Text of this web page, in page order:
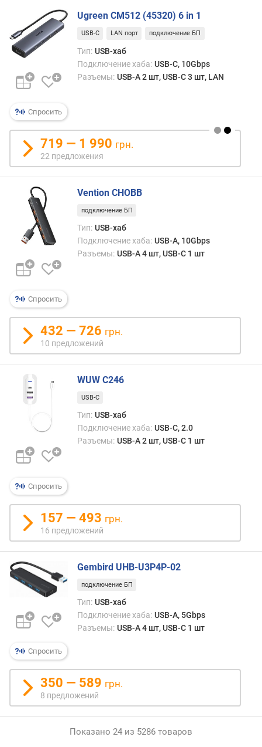
Спросить
Ugreen CM512 (45320) 6 in 1
USB-C LAN порт подключение БП
Тип: USB-хаб
Подключение хаба: USB-C, 10Gbps
Разъемы: USB-A 2 шт, USB-C 3 шт, LAN
719 — 1 990 грн.
22 предложения
Спросить
Vention CHOBB
подключение БП
Тип: USB-хаб
Подключение хаба: USB-A, 10Gbps
Разъемы: USB-A 4 шт, USB-C 1 шт
432 — 726 грн.
10 предложений
Спросить
WUW C246
USB-C
Тип: USB-хаб
Подключение хаба: USB-C, 2.0
Разъемы: USB-A 2 шт, USB-C 1 шт
157 — 493 грн.
16 предложений
Спросить
Gembird UHB-U3P4P-02
подключение БП
Тип: USB-хаб
Подключение хаба: USB-A, 5Gbps
Разъемы: USB-A 4 шт, USB-C 1 шт
350 — 589 грн.
8 предложений
Показано 24 из 5286 товаров